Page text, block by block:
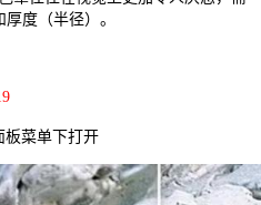
度（半径）。
板菜单下打开